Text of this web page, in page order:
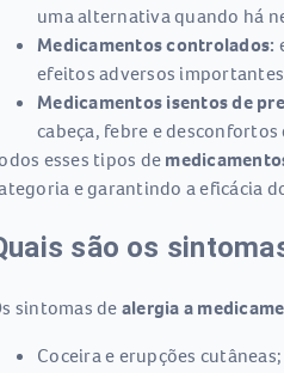
uma alternativa quando há
Medicamentos controlados:
efeitos adversos
Medicamentos isentos de
cabeça, febre e
esses tipos de
e garantindo a eficácia
são os
sintomas de alergia a
Coceira e erupções cutâneas;